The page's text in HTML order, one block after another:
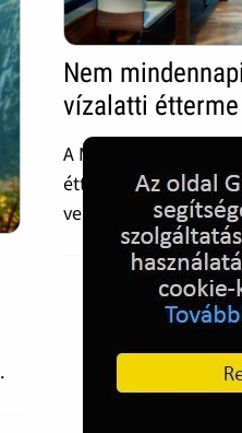
Nem
vízalatti étterme
A Maldív-szigeteken
étterme, ahol közel
vendégeiket egy